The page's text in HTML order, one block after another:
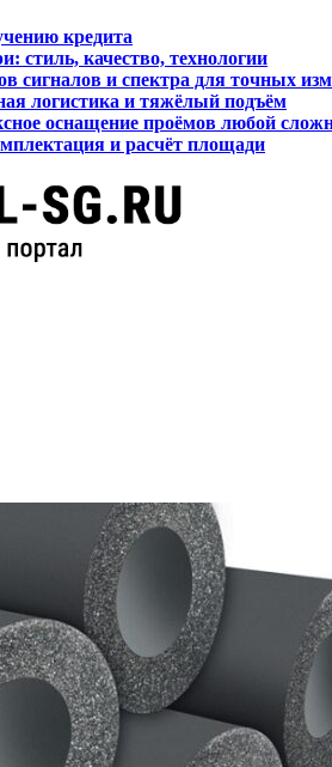
качество, технологии
сигналов и спектра для точных
логистика и тяжёлый подъём
оснащение проёмов любой
и расчёт площади
кредита